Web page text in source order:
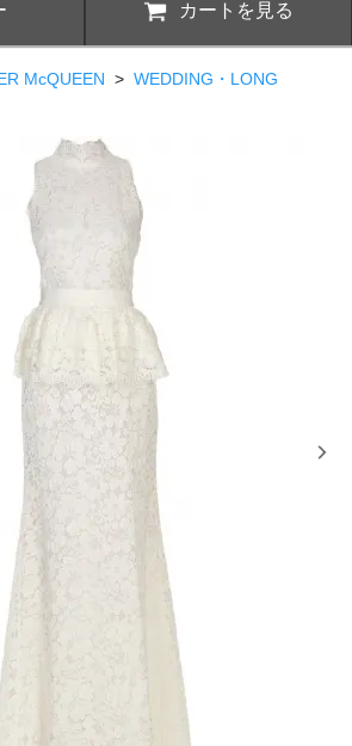
カートを見る
McQUEEN > WEDDING・LONG